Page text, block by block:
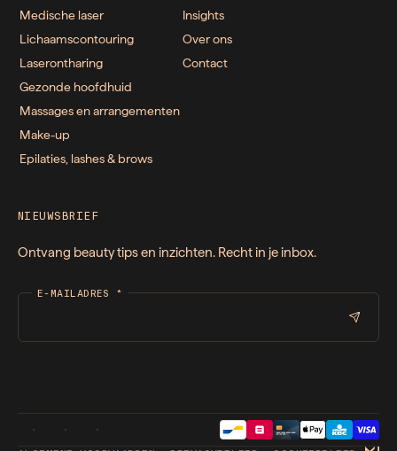
Medische laser
Lichaamscontouring
Laserontharing
Gezonde hoofdhuid
Massages en arrangementen
Make-up
Epilaties, lashes & brows
Insights
Over ons
Contact
NIEUWSBRIEF
Ontvang beauty tips en inzichten. Recht in je inbox.
E-MAILADRES *